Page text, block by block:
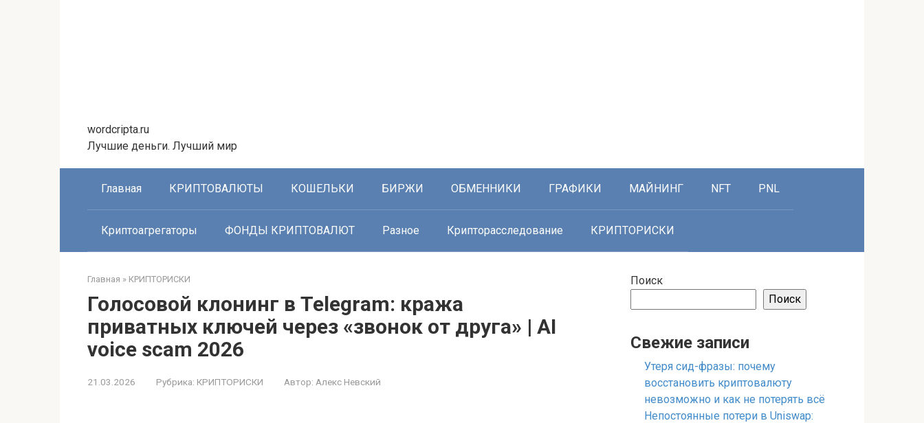
wordcripta.ru
Лучшие деньги. Лучший мир
Главная КРИПТОВАЛЮТЫ КОШЕЛЬКИ БИРЖИ ОБМЕННИКИ ГРАФИКИ МАЙНИНГ NFT PNL
Криптоагрегаторы ФОНДЫ КРИПТОВАЛЮТ Разное Крипторасследование КРИПТОРИСКИ
Главная » КРИПТОРИСКИ
Голосовой клонинг в Telegram: кража
приватных ключей через «звонок от друга» | AI
voice scam 2026
21.03.2026 Рубрика: КРИПТОРИСКИ Автор: Алекс Невский
Поиск
Поиск
Свежие записи
Утеря сид-фразы: почему
восстановить криптовалюту
невозможно и как не потерять всё
Непостоянные потери в Uniswap: